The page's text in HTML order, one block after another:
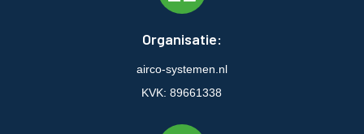
Organisatie:
airco-systemen.nl
KVK: 89661338